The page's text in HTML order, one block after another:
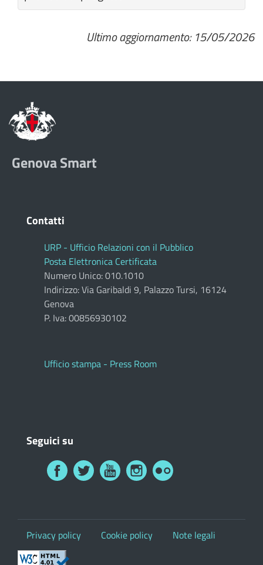
Ultimo aggiornamento: 15/05/2026
Genova Smart
Contatti
URP - Ufficio Relazioni con il Pubblico
Posta Elettronica Certificata
Numero Unico: 010.1010
Indirizzo: Via Garibaldi 9, Palazzo Tursi, 16124
Genova
P. Iva: 00856930102
Ufficio stampa - Press Room
Seguici su
Privacy policy Cookie policy Note legali